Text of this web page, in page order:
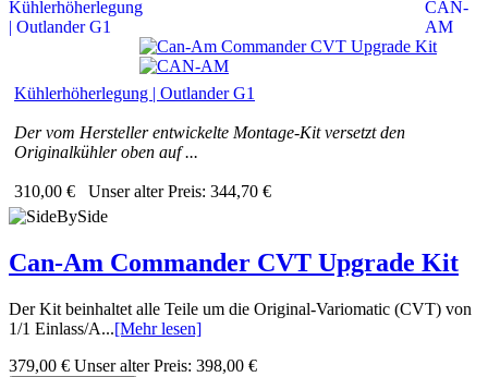
Kühlerhöherlegung | Outlander G1
Der vom Hersteller entwickelte Montage-Kit versetzt den
Originalkühler oben auf ...
310,00 € Unser alter Preis: 344,70 €
Can-Am Commander CVT Upgrade Kit
Der Kit beinhaltet alle Teile um die Original-Variomatic (CVT) von
1/1 Einlass/A...[Mehr lesen]
379,00 € Unser alter Preis: 398,00 €